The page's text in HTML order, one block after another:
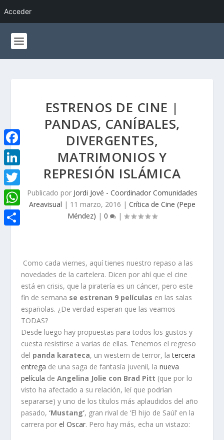
Acceder
ESTRENOS DE CINE |
PANDAS, CANÍBALES,
DIVERGENTES,
MATRIMONIOS Y
REPRESIÓN ISLÁMICA
Publicado por Jordi Jové - Coordinador Comunidades
Areavisual | 11 marzo, 2016 | Crítica de Cine (Pepe
Méndez) | 0 |
Como cada viernes, aquí tienes nuestro repaso a las
novedades de la cartelera. Dicen por ahí que el cine
está en crisis, que la piratería es un cáncer, pero este
fin de semana se estrenan 9 películas en las salas
españolas. ¿De verdad esperan que las veamos
TODAS?
Desde luego hay propuestas para todos los gustos y
cuesta resistirse a varias de ellas. Tenemos el regreso
del panda karateca, un western de terror, latercera
entrega de una saga de fantasía juvenil, lanueva
película deAngelina Jolie con Brad Pitt (que por lo
visto ha afectado a su relación, leí que podrían
separarse) y uno de los títulos más aplaudidos del año
pasado,‘Mustang’, gran rival de ‘El hijo de Saúl’ en la
carrera porel Oscar. Pero hay más, echa un vistazo:
F
a
c
e
b
L
i
n
k
T
w
i
W